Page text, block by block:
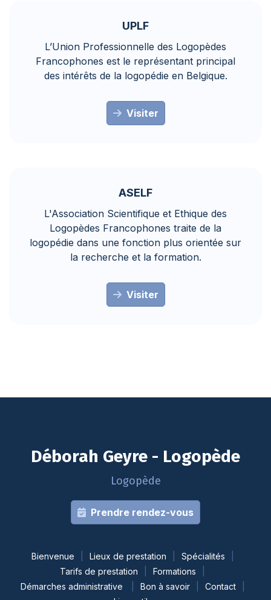
UPLF
L’Union Professionnelle des Logopèdes
Francophones est le représentant principal
des intérêts de la logopédie en Belgique.
Visiter
ASELF
L'Association Scientifique et Ethique des
Logopèdes Francophones traite de la
logopédie dans une fonction plus orientée sur
la recherche et la formation.
Visiter
Déborah Geyre - Logopède
Logopède
Prendre rendez-vous
Bienvenue Lieux de prestation
Spécialités
Tarifs de prestation
Formations
Démarches administrative
Bon à savoir
Contact